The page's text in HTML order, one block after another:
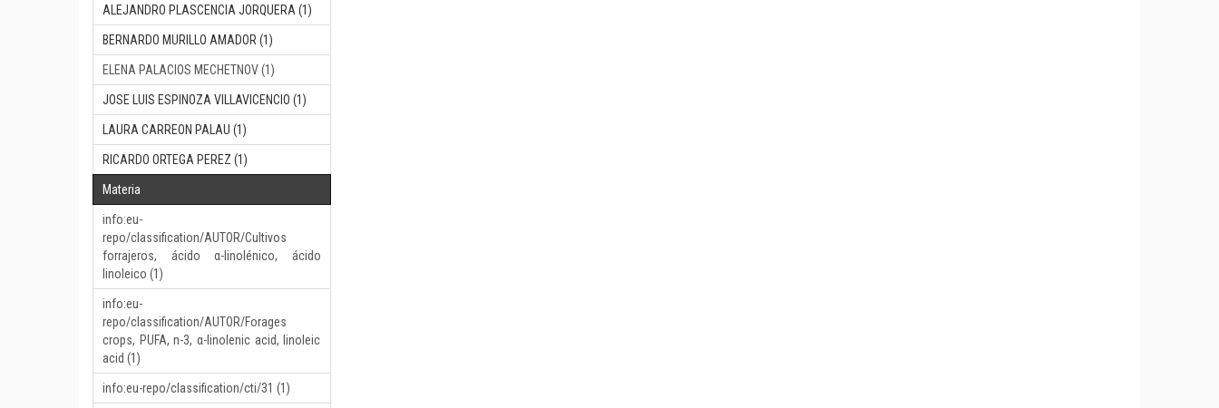
ALEJANDRO PLASCENCIA JORQUERA (1)
BERNARDO MURILLO AMADOR (1)
ELENA PALACIOS MECHETNOV (1)
JOSE LUIS ESPINOZA VILLAVICENCIO (1)
LAURA CARREON PALAU (1)
RICARDO ORTEGA PEREZ (1)
Materia
info:eu-
repo/classification/AUTOR/Cultivos
forrajeros, ácido α-linolénico, ácido
linoleico (1)
info:eu-
repo/classification/AUTOR/Forages
crops, PUFA, n-3, α-linolenic acid, linoleic
acid (1)
info:eu-repo/classification/cti/31 (1)